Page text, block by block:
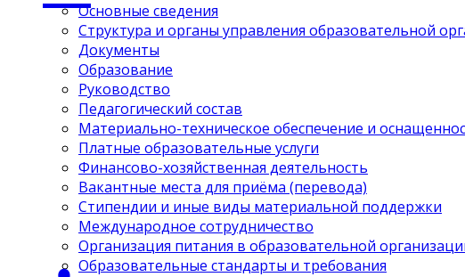
Основные сведения
Структура и органы управления образовательной
Документы
Образование
Руководство
Педагогический состав
Материально-техническое обеспечение и
Платные образовательные услуги
Финансово-хозяйственная деятельность
Вакантные места для приёма (перевода)
Стипендии и иные виды материальной поддержки
Международное сотрудничество
Организация питания в образовательной
Образовательные стандарты и требования